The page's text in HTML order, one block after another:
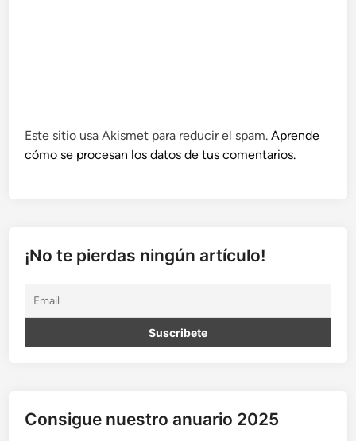
Este sitio usa Akismet para reducir el spam.Aprende
cómo se procesan los datos de tus comentarios.
¡No te pierdas ningún artículo!
Consigue nuestro anuario 2025